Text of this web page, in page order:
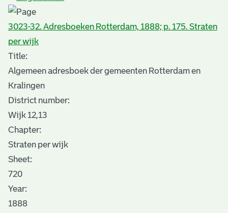
3023-32. Adresboeken Rotterdam, 1888; p. 175. Straten
per wijk
Title:
Algemeen adresboek der gemeenten Rotterdam en
Kralingen
District number:
Wijk 12,13
Chapter:
Straten per wijk
Sheet:
720
Year:
1888